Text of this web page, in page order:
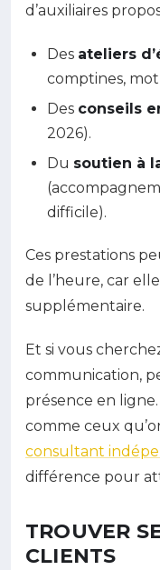
d’auxiliaires
Des ateliers
comptines,
Des conseils
2026).
Du soutien à
difficile).
Ces prestations
de l’heure, car
supplémentaire.
Et si vous
communication,
présence en
comme ceux
consultant
différence pour
TROUVER
CLIENTS